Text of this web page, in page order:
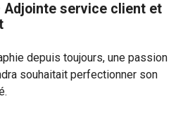
Adjointe service client et
depuis toujours, une passion
souhaitait perfectionner son